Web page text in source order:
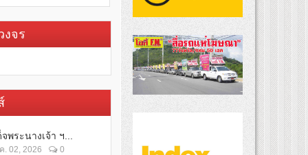
งจร
พระนางเจ้า ฯ...
. 02, 2026 0